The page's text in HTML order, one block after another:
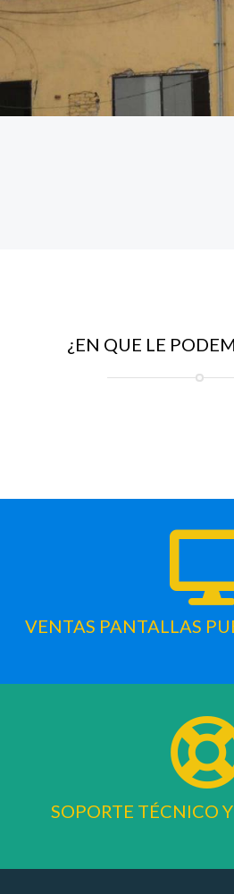
¿EN QUE LE
VENTAS PANTALLAS
SOPORTE TÉCNICO